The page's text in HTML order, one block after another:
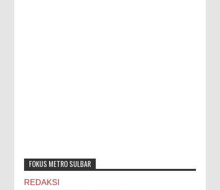
FOKUS METRO SULBAR
REDAKSI